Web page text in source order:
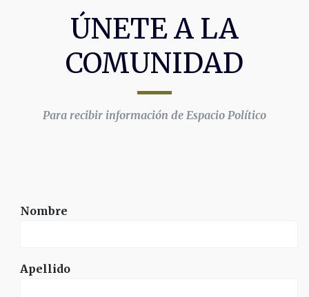
ÚNETE A LA
COMUNIDAD
Para recibir información de Espacio Político
Nombre
Apellido